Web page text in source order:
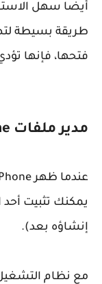
أيضا سهل
طريقة بسيطة
فتحها، فإنها
مدير ملفات iPhone:
إنشاؤه بعد).